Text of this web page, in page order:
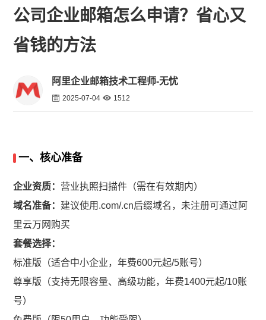
公司企业邮箱怎么申请？省心又
省钱的方法
阿里企业邮箱技术工程师-无忧
2025-07-04 1512
一、核心准备
企业资质： 营业执照扫描件（需在有效期内）
域名准备： 建议使用.com/.cn后缀域名，未注册可通过阿
里云万网购买
套餐选择：
标准版（适合中小企业，年费600元起/5账号）
尊享版（支持无限容量、高级功能，年费1400元起/10账
号）